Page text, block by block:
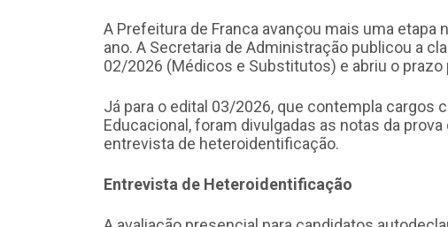
A Prefeitura de Franca avançou mais uma
ano. A Secretaria de Administração publicou a
02/2026 (Médicos e Substitutos) e abriu o prazo
Já para o edital 03/2026, que contempla cargos
Educacional, foram divulgadas as notas da
entrevista de heteroidentificação.
Entrevista de Heteroidentificação